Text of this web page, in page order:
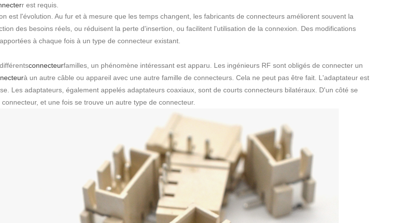
r est requis.
est l'évolution. Au fur et à mesure que les temps changent, les fabricants de connecteurs améliorent souvent la
des besoins réels, ou réduisent la perte d'insertion, ou facilitent l'utilisation de la connexion. Des modifications
à chaque fois à un type de connecteur existant.
connecteurfamilles, un phénomène intéressant est apparu. Les ingénieurs RF sont obligés de connecter un
à un autre câble ou appareil avec une autre famille de connecteurs. Cela ne peut pas être fait. L'adaptateur est
Les adaptateurs, également appelés adaptateurs coaxiaux, sont de courts connecteurs bilatéraux. D'un côté se
et une fois se trouve un autre type de connecteur.